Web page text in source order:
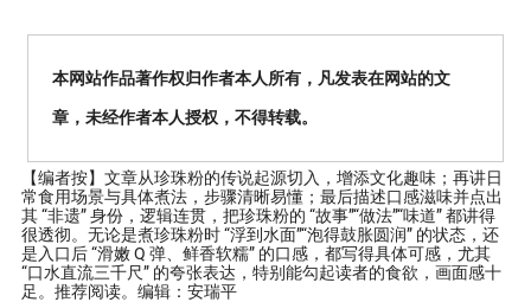
本网站作品著作权归作者本人所有，凡发表在网站的文
章，未经作者本人授权，不得转载。
【编者按】 文章从珍珠粉的传说起源切入，增添文化趣味；再讲日
常食用场景与具体煮法，步骤清晰易懂；最后描述口感滋味并点出
其 “非遗” 身份，逻辑连贯，把珍珠粉的 “故事”“做法”“味道” 都讲得
很透彻。无论是煮珍珠粉时 “浮到水面”“泡得鼓胀圆润” 的状态，还
是入口后 “滑嫩 Q 弹、鲜香软糯” 的口感，都写得具体可感，尤其
“口水直流三千尺” 的夸张表达，特别能勾起读者的食欲，画面感十
足。推荐阅读。编辑：安瑞平